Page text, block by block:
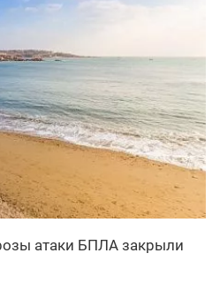
атаки БПЛА закрыли